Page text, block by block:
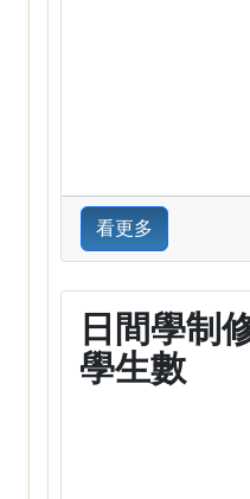
看更多
日間學制
學生數